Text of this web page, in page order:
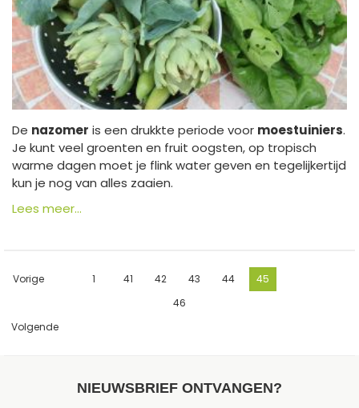
De nazomer is een drukkte periode voor moestuiniers.
Je kunt veel groenten en fruit oogsten, op tropisch
warme dagen moet je flink water geven en tegelijkertijd
kun je nog van alles zaaien.
Lees meer...
Vorige 1 41 42 43 44
45
46
Volgende
NIEUWSBRIEF ONTVANGEN?